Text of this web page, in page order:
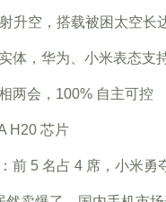
升空，搭载被困太空长
体，华为、小米表态支
两会，100% 自主可控
H20 芯片
前 5 名占 4 席，小米勇